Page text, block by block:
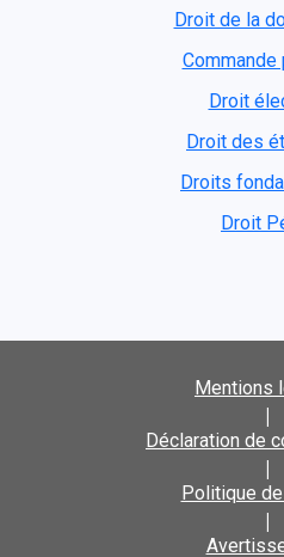
Droit de la
Commande
Droit
Droit des
Droits
Droit
Mentions
|
Déclaration de
|
Politique
|